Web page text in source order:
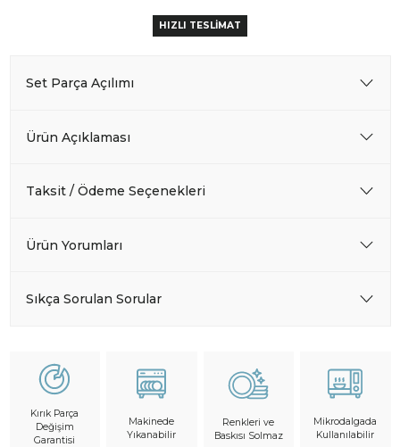
HIZLI TESLİMAT
Set Parça Açılımı
Ürün Açıklaması
Taksit / Ödeme Seçenekleri
Ürün Yorumları
Sıkça Sorulan Sorular
Kırık Parça
Değişim
Garantisi
Makinede
Yıkanabilir
Renkleri ve
Baskısı Solmaz
Mikrodalgada
Kullanılabilir